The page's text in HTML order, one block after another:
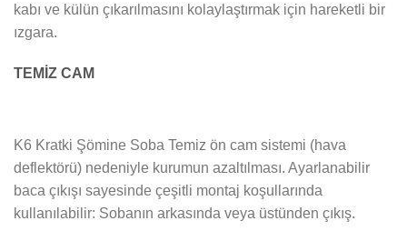
kabı ve külün çıkarılmasını kolaylaştırmak için hareketli bir
ızgara.
TEMİZ CAM
K6 Kratki Şömine Soba Temiz ön cam sistemi (hava
deflektörü) nedeniyle kurumun azaltılması. Ayarlanabilir
baca çıkışı sayesinde çeşitli montaj koşullarında
kullanılabilir: Sobanın arkasında veya üstünden çıkış.